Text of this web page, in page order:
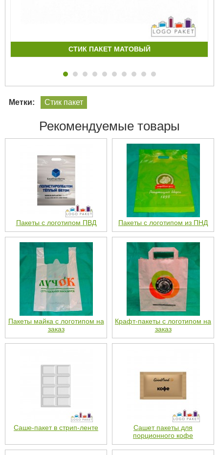
СТИК ПАКЕТ МАТОВЫЙ
Метки: Стик пакет
Рекомендуемые товары
Пакеты с логотипом ПВД Пакеты с логотипом из ПНД
Пакеты майка с логотипом на
заказ
Крафт-пакеты с логотипом на
заказ
Cаше-пакет в стрип-ленте
Сашет пакеты для
порционного кофе